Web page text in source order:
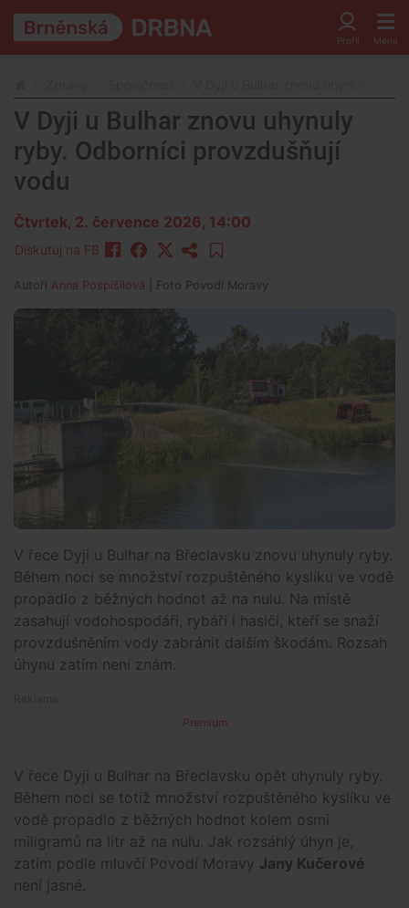
V Dyji u Bulhar znovu uhynuly
ryby. Odborníci provzdušňují
vodu
Čtvrtek, 2. července 2026, 14:00
Diskutuj na FB
Autoři Anna Pospíšilová | Foto Povodí Moravy
V řece Dyji u Bulhar na Břeclavsku znovu uhynuly ryby.
Během noci se množství rozpuštěného kyslíku ve vodě
propadlo z běžných hodnot až na nulu. Na místě
zasahují vodohospodáři, rybáři i hasiči, kteří se snaží
provzdušněním vody zabránit dalším škodám. Rozsah
úhynu zatím není znám.
Premium
V řece Dyji u Bulhar na Břeclavsku opět uhynuly ryby.
Během noci se totiž množství rozpuštěného kyslíku ve
vodě propadlo z běžných hodnot kolem osmi
miligramů na litr až na nulu. Jak rozsáhlý úhyn je,
zatím podle mluvčí Povodí Moravy Jany Kučerové
není jasné.